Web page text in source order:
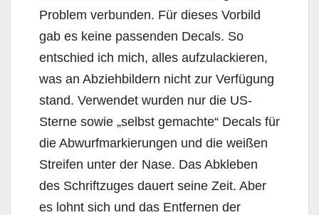
Problem verbunden. Für dieses Vorbild
gab es keine passenden Decals. So
entschied ich mich, alles aufzulackieren,
was an Abziehbildern nicht zur Verfügung
stand. Verwendet wurden nur die US-
Sterne sowie „selbst gemachte“ Decals für
die Abwurfmarkierungen und die weißen
Streifen unter der Nase. Das Abkleben
des Schriftzuges dauert seine Zeit. Aber
es lohnt sich und das Entfernen der